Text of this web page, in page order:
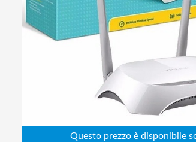
Abbigliamento da lavoro
Alimentatori
Elettronica